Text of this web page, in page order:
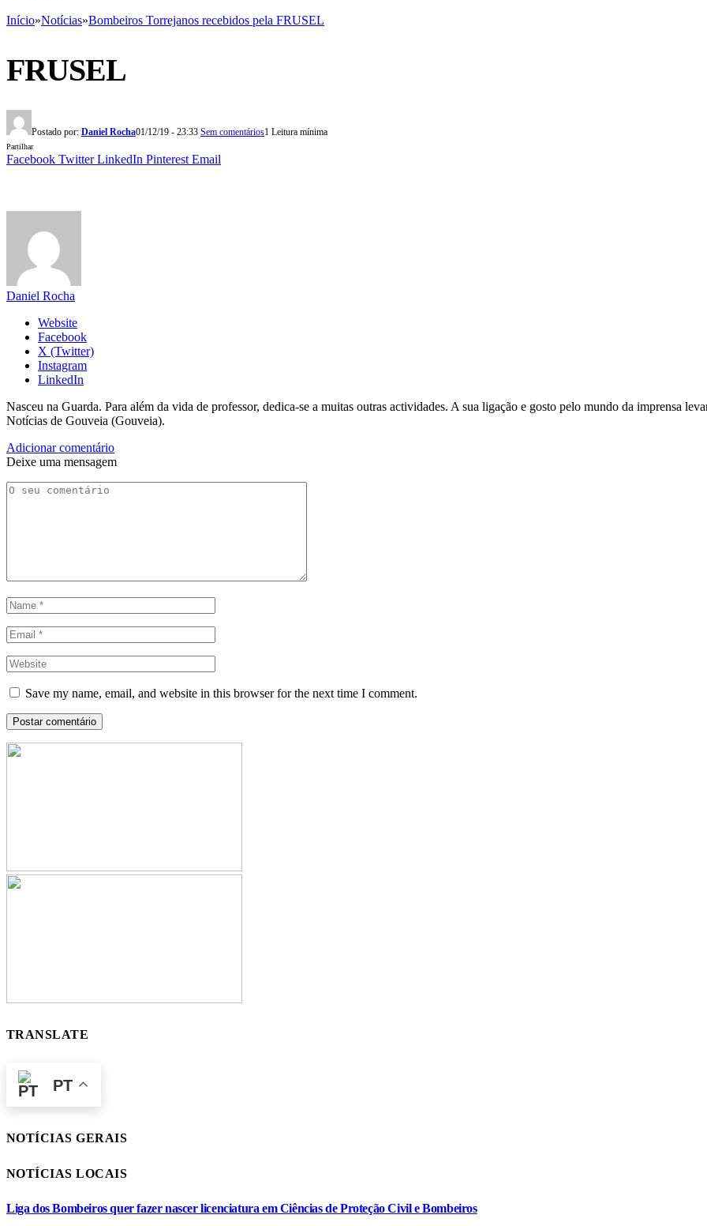
Início»Notícias»Bombeiros Torrejanos recebidos pela FRUSEL
FRUSEL
Postado por: Daniel Rocha01/12/19 - 23:33 Sem comentários1 Leitura mínima
Partilhar
Facebook Twitter LinkedIn Pinterest Email
Daniel Rocha
Website
Facebook
X (Twitter)
Instagram
LinkedIn
Nasceu na Guarda. Para além da vida de professor, dedica-se a muitas outras actividades. A sua ligação e gosto pelo mundo da imprensa
Notícias de Gouveia (Gouveia).
Adicionar comentário
Deixe uma mensagem
Save my name, email, and website in this browser for the next time I comment.
TRANSLATE
PT
NOTÍCIAS GERAIS
NOTÍCIAS LOCAIS
Liga dos Bombeiros quer fazer nascer licenciatura em Ciências de Proteção Civil e Bombeiros